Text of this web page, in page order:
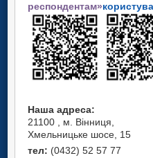
респондентам»
Наша адреса:
21100 , м. Вінниця,
Хмельницьке шосе, 15
тел: (0432) 52 57 77